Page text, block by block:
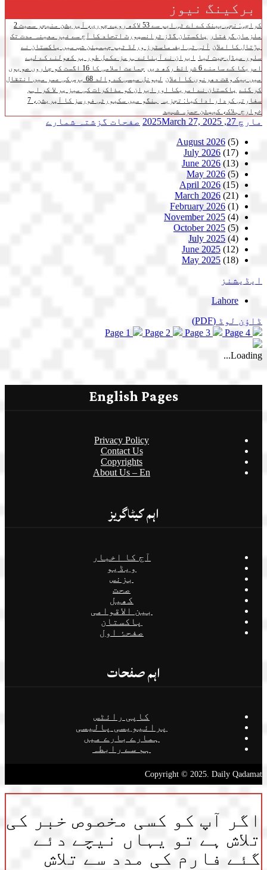
برکینگ نیوز
کراچی: نجی بینک کے اے ٹی ایم سے 53 لاکھ روپے چوری، آپریشن منیجر سمیت 2
ملزمان گرفتار
پاکستان گڈز ٹرانسپورٹ اتحاد کا آج سے غیر معینہ مدت تک
ہڑتال کا اعلان آئی ٹی ایف ماسٹرز ورلڈ ٹیم چیمپئن شپ میں پاکستان نے
سلور میڈل جیت لیا
ایران نے آبنائے ہرمز مکمل طور پر کھولنے کے لیے
امریکا کے سامنے 6 شرائط رکھ دیں
جماعت اسلامی کا 16 اگست کو چاروں صوبوں
میں بیک وقت دھرنوں کا اعلان
لیونل میسی کے والد 68 برس کی عمر میں انتقال
کر گئے پاکستان نے امریکا اور ایران کو مذاکرات کی میز پر لا کر اہم
سفارتی کردار ادا کیا: تجزیہ
ہنگو میں سکیورٹی فورسز کا آپریشن، 7
خوارج ہلاک، کیپٹن حمزہ شہید
مارچ 27, 2025 March 27, 2025 صفحات گزشتہ شمارے
August 2026 (5)
July 2026 (17)
June 2026 (13)
May 2026 (5)
April 2026 (15)
March 2026 (21)
February 2026 (1)
November 2025 (4)
October 2025 (5)
July 2025 (4)
June 2025 (12)
May 2025 (18)
ایڈیشنز
Lahore
ڈاؤن لوڈ (PDF)
Page 1
Page 2 Page 3 Page 4
Loading...
English Pages
Privacy Policy
Contact Us
Copyrights
About Us – En
اہم کیٹاگریز
آج کا اخبار
ویڈیو
بزنس
صحت
کھیل
بین الاقوامی
پاکستان
صفحۂ اول
اہم صفحات
کاپی رائٹس
پرائیویسی پالیسی
ہمارے بارے میں
ہم سے رابطہ
Copyright © 2025. Daily Qadamat
اگر آپ کو کسی مخصوص خبر کی
تلاش ہے تو یہاں نیچے دئے
گئے فارم کی مدد سے تلاش